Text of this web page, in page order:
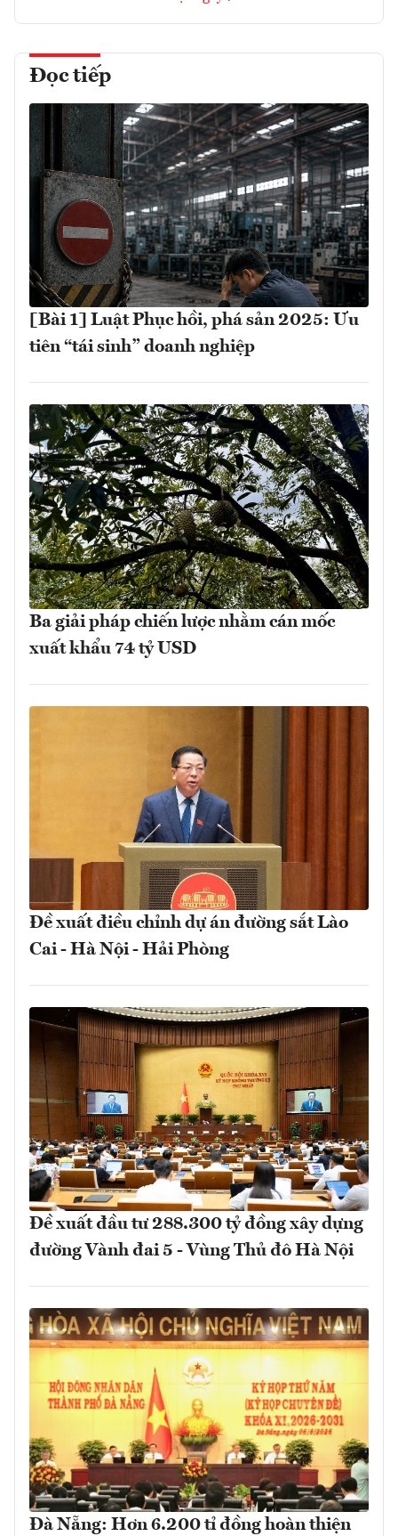
Đọc tiếp
[Bài 1] Luật Phục hồi, phá sản 2025: Ưu
tiên “tái sinh” doanh nghiệp
Ba giải pháp chiến lược nhằm cán mốc
xuất khẩu 74 tỷ USD
Đề xuất điều chỉnh dự án đường sắt Lào
Cai - Hà Nội - Hải Phòng
Đề xuất đầu tư 288.300 tỷ đồng xây dựng
đường Vành đai 5 - Vùng Thủ đô Hà Nội
Đà Nẵng: Hơn 6.200 tỉ đồng hoàn thiện